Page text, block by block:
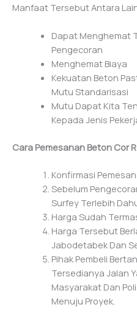
Manfaat Tersebut Antara
Dapat Menghemat
Pengecoran
Menghemat Biaya
Kekuatan Beton
Mutu Standarisasi
Mutu Dapat Kita
Kepada Jenis
Cara Pemesanan Beton Cor
Konfirmasi
Sebelum
Surfey Terlebih
Harga Sudah
Harga Tersebut
Jabodetabek Dan
Pihak Pembeli
Tersedianya Jalan
Masyarakat Dan
Menuju Proyek.